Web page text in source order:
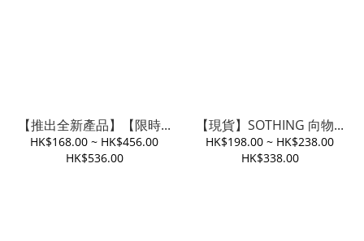
【推出全新產品】【限時...
HK$168.00 ~ HK$456.00
HK$536.00
【現貨】SOTHING 向物...
HK$198.00 ~ HK$238.00
HK$338.00